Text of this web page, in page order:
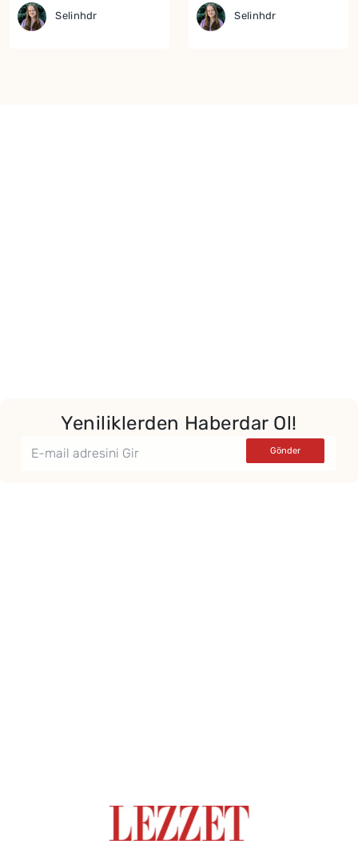
Selinhdr Selinhdr
Yeniliklerden Haberdar Ol!